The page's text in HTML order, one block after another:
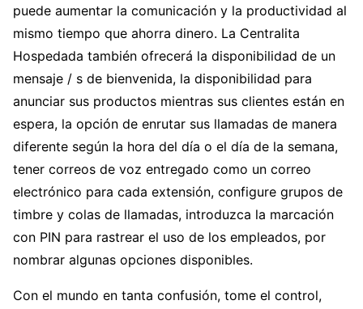
puede aumentar la comunicación y la productividad al
mismo tiempo que ahorra dinero. La Centralita
Hospedada también ofrecerá la disponibilidad de un
mensaje / s de bienvenida, la disponibilidad para
anunciar sus productos mientras sus clientes están en
espera, la opción de enrutar sus llamadas de manera
diferente según la hora del día o el día de la semana,
tener correos de voz entregado como un correo
electrónico para cada extensión, configure grupos de
timbre y colas de llamadas, introduzca la marcación
con PIN para rastrear el uso de los empleados, por
nombrar algunas opciones disponibles.
Con el mundo en tanta confusión, tome el control,